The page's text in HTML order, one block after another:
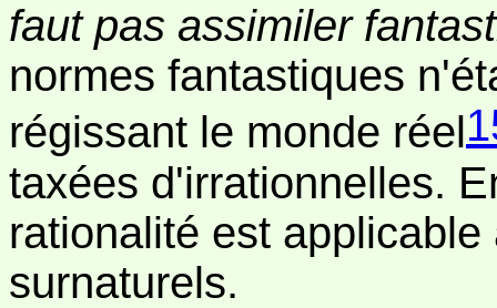
faut pas assimiler
normes fantastiques
régissant le monde réel
taxées d'irrationnelles.
rationalité est
surnaturels.